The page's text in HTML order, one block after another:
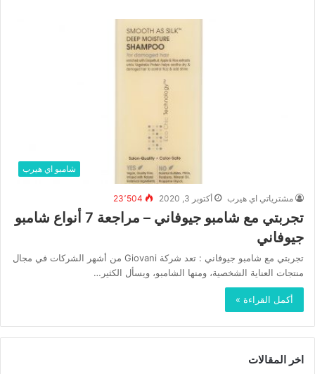
شامبو اي هيرب
مشترياتي اي هيرب أكتوبر 3, 2020 23٬504
تجربتي مع شامبو جيوفاني – مراجعة 7 أنواع شامبو
جيوفاني
تجربتي مع شامبو جيوفاني : تعد شركة Giovani من أشهر الشركات في مجال
منتجات العناية الشخصية، ومنها الشامبو، ويسأل الكثير…
أكمل القراءة »
اخر المقالات